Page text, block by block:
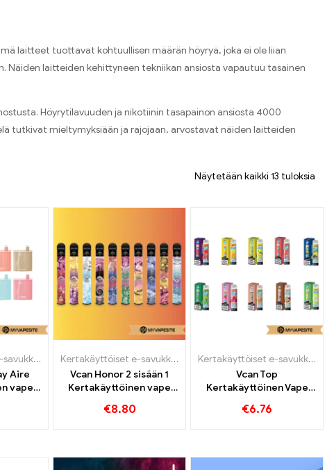
laitteet tuottavat kohtuullisen määrän höyryä, joka ei ole liian
Näiden laitteiden kehittyneen tekniikan ansiosta vapautuu tasainen
Höyrytilavuuden ja nikotiinin tasapainon ansiosta 4000
tutkivat mieltymyksiään ja rajojaan, arvostavat näiden laitteiden
Näytetään kaikki 13 tuloksia
Kertakäyttöiset e-savukkeet
Aire
vape
Kertakäyttöiset e-savukkeet
Kertakäyttöiset e-savukkeet
Vcan Honor 2 sisään 1
Kertakäyttöinen vape
€8.80
Kertakäyttöiset e-savukkeet
Vcan Top
Kertakäyttöinen Vape
€6.76